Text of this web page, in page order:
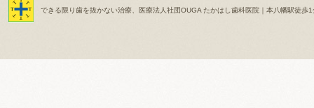
できる限り歯を抜かない治療、医療法人社団OUGA たかはし歯科医院｜本八幡駅徒歩